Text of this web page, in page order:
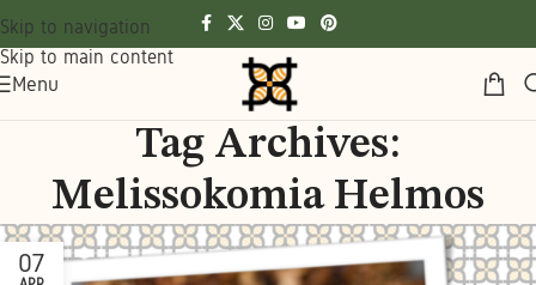
Skip to navigation
Skip to main content
Menu
Tag Archives:
Melissokomia Helmos
07